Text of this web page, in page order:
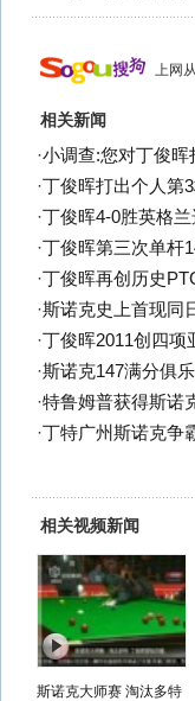
上网
相关新闻
·小调查:您对丁俊晖
·丁俊晖打出个人第
·丁俊晖4-0胜英格
·丁俊晖第三次单杆
·丁俊晖再创历史
·斯诺克史上首现同
·丁俊晖2011创四项
·斯诺克147满分俱
·特鲁姆普获得斯诺
·丁特广州斯诺克争
相关视频新闻
斯诺克大师赛 淘汰多特